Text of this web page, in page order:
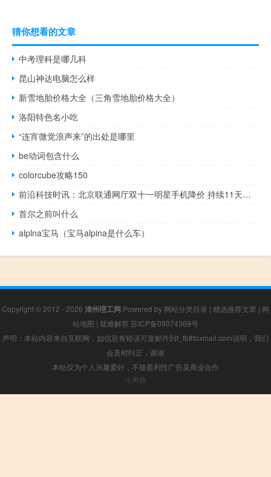
猜你想看的文章
中考理科是哪几科
昆山神达电脑怎么样
新雪地胎价格大全（三角雪地胎价格大全）
洛阳特色名小吃
“连宵微觉浪声来”的出处是哪里
be动词包含什么
colorcube攻略150
前沿科技时讯：北京联通网厅双十一明星手机降价 持续11天秒杀
首尔之前叫什么
alplna宝马（宝马alpina是什么车）
Copyright © 2012 - 2026 漳州理工网 Powered by 网站分类目录 | 精选推荐文章 | 网
站地图 | 疑难解答 苏ICP备09074369号
声明：本站内容来自互联网，如信息有错误可发邮件到f_fb#foxmail.com说明，我们
会及时纠正，谢谢
本站仅为个人兴趣爱好，不接盈利性广告及商业合作
小男孩